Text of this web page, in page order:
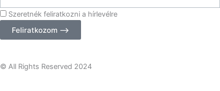
neve
az
email
címed
Szeretnék feliratkozni a hírlevélre
Feliratkozom ⟶
© All Rights Reserved 2024